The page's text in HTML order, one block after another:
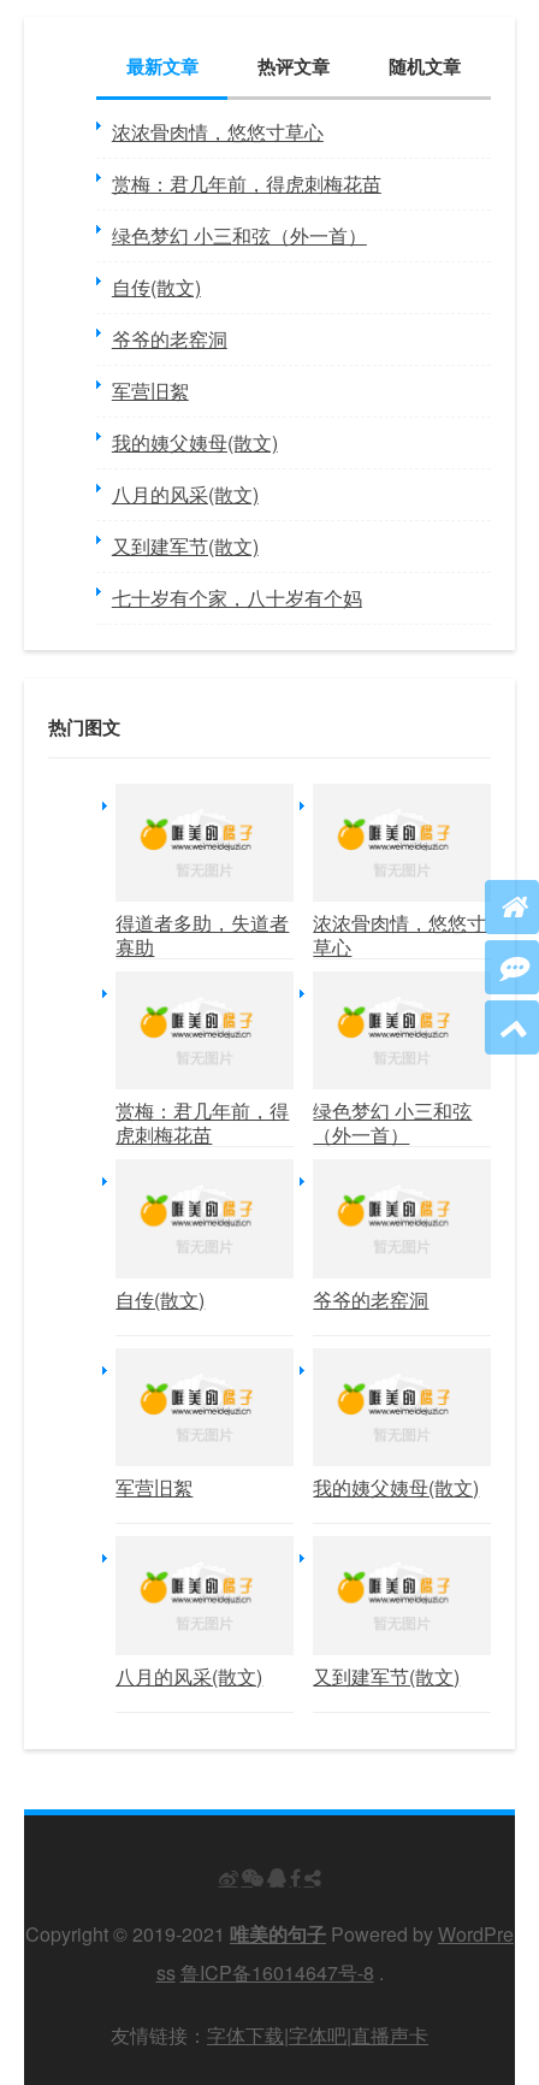
最新文章 热评文章 随机文章
浓浓骨肉情，悠悠寸草心
赏梅：君几年前，得虎刺梅花苗
绿色梦幻 小三和弦（外一首）
自传(散文)
爷爷的老窑洞
军营旧絮
我的姨父姨母(散文)
八月的风采(散文)
又到建军节(散文)
七十岁有个家，八十岁有个妈
热门图文
得道者多助，失道者
寡助
浓浓骨肉情，悠悠寸
草心
赏梅：君几年前，得
虎刺梅花苗
绿色梦幻 小三和弦
（外一首）
自传(散文) 爷爷的老窑洞
军营旧絮 我的姨父姨母(散文)
八月的风采(散文) 又到建军节(散文)
Copyright © 2019-2021 唯美的句子 Powered byWordPre
ss 鲁ICP备16014647号-8 .
友情链接： 字体下载|字体吧|直播声卡